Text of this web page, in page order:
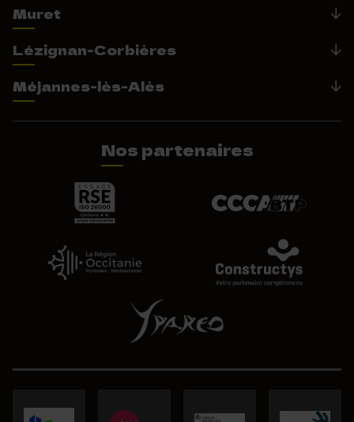
Muret
Lézignan-Corbières
Méjannes-lès-Alès
Nos partenaires